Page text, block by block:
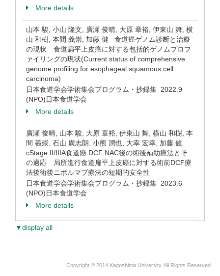
More details
山本 駿, 小山 隆文, 廣瀬 俊晴, 大原 章裕, 伊東山 舞, 横
山 和樹, 本間 義崇, 加藤 健 食道癌ゲノム診断と治療
の現状 食道扁平上皮癌に対する包括的ゲノムプロフ
ァイリングの現状(Current status of comprehensive
genome profiling for esophageal squamous cell
carcinoma)
日本食道学会学術集会プログラム・抄録集 2022.9
(NPO)日本食道学会
More details
廣瀬 俊晴, 山本 駿, 大原 章裕, 伊東山 舞, 横山 和樹, 本
間 義崇, 石山 廣志朗, 小熊 潤也, 大幸 宏幸, 加藤 健
cStage II/IIIA食道癌:DCF NAC後の術後補助療法とそ
の適応 局所進行食道扁平上皮癌に対する術前DCF療
法後術後ニボルマブ療法の短期的安全性
日本食道学会学術集会プログラム・抄録集 2023.6
(NPO)日本食道学会
More details
▼display all
Copyright © 2014 Kagoshima University. All Rights Reserved.